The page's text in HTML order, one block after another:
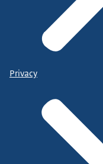
Privacy